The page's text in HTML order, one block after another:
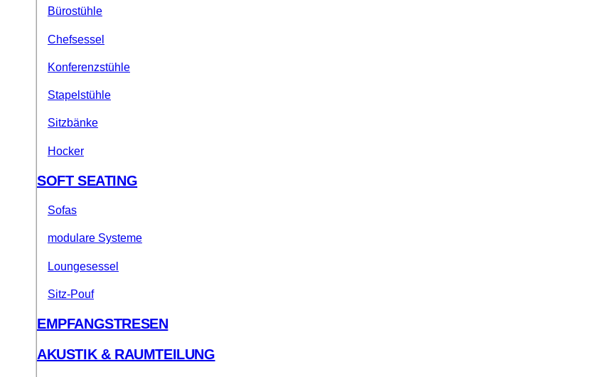
Bürostühle
Chefsessel
Konferenzstühle
Stapelstühle
Sitzbänke
Hocker
SOFT SEATING
Sofas
modulare Systeme
Loungesessel
Sitz-Pouf
EMPFANGSTRESEN
AKUSTIK & RAUMTEILUNG